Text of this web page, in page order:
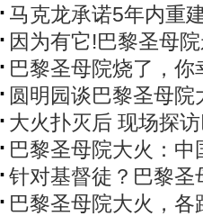
马克龙承诺5年内重
因为有它!巴黎圣母
巴黎圣母院烧了，你
圆明园谈巴黎圣母
大火扑灭后 现场探
巴黎圣母院大火：
针对基督徒？巴黎圣
巴黎圣母院大火，各